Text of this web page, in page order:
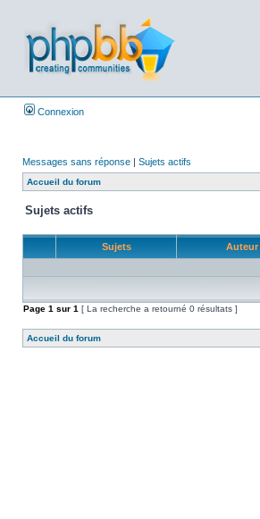
Connexion
Messages sans réponse | Sujets actifs
Accueil du forum
Sujets actifs
Sujets Auteur
Page 1 sur 1 [ La recherche a retourné 0 résultats ]
Accueil du forum